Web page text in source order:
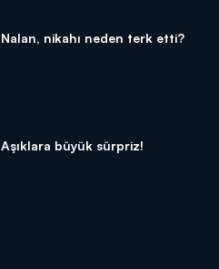
Nalan, nikahı neden terk etti?
Aşıklara büyük sürpriz!